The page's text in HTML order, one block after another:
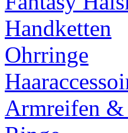
Handketten
Ohrringe
Armreifen &